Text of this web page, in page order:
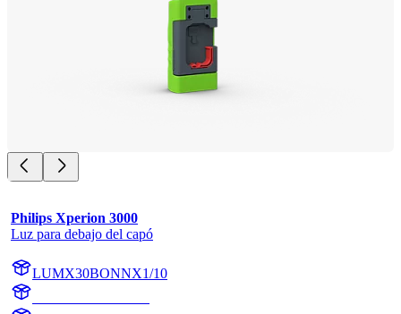
Philips Xperion 3000
Luz para debajo del capó
LUMX30BONNX1/10